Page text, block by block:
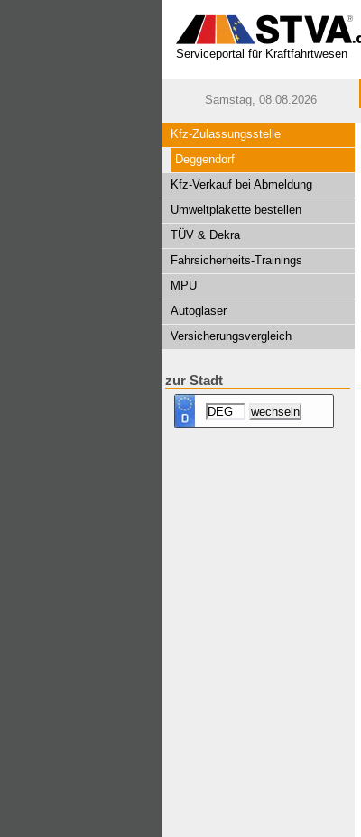
Serviceportal für Kraftfahrtwesen
Samstag, 08.08.2026
Kfz-Zulassungsstelle
Deggendorf
Kfz-Verkauf bei Abmeldung
Umweltplakette bestellen
TÜV & Dekra
Fahrsicherheits-Trainings
MPU
Autoglaser
Versicherungsvergleich
zur Stadt